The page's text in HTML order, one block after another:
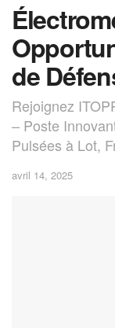
de
Rejoignez
– Poste
Pulsées à Lot,
avril 14, 2025